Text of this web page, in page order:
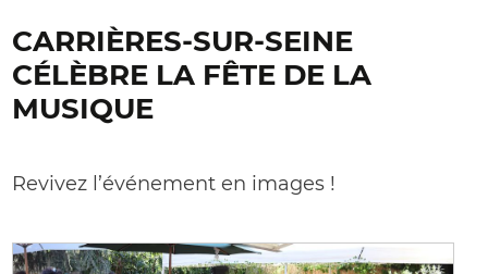
CARRIÈRES-SUR-SEINE
CÉLÈBRE LA FÊTE DE LA
MUSIQUE
Revivez l’événement en images !